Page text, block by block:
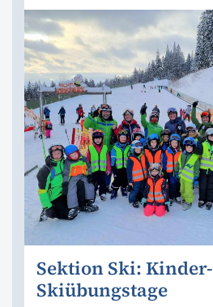
Sektion Ski: Kinder-
Skiübungstage